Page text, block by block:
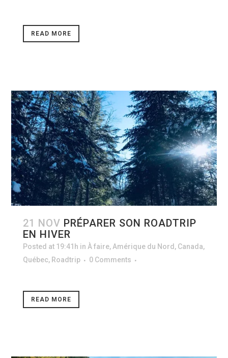
READ MORE
21 NOV PRÉPARER SON ROADTRIP
EN HIVER
Posted at 19:41h inÀ faire,Amérique du Nord , Canada,
Québec, Roadtrip 0 Comments
READ MORE